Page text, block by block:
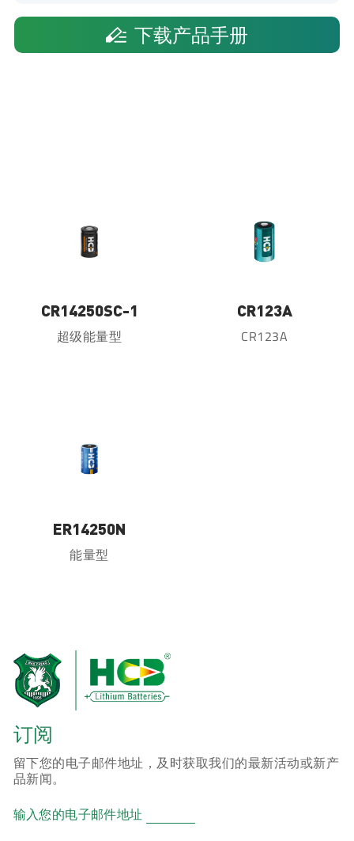
下载产品手册
CR14250SC-1
超级能量型
CR123A
CR123A
ER14250N
能量型
订阅
留下您的电子邮件地址，及时获取我们的最新活动或新产
品新闻。
输入您的电子邮件地址